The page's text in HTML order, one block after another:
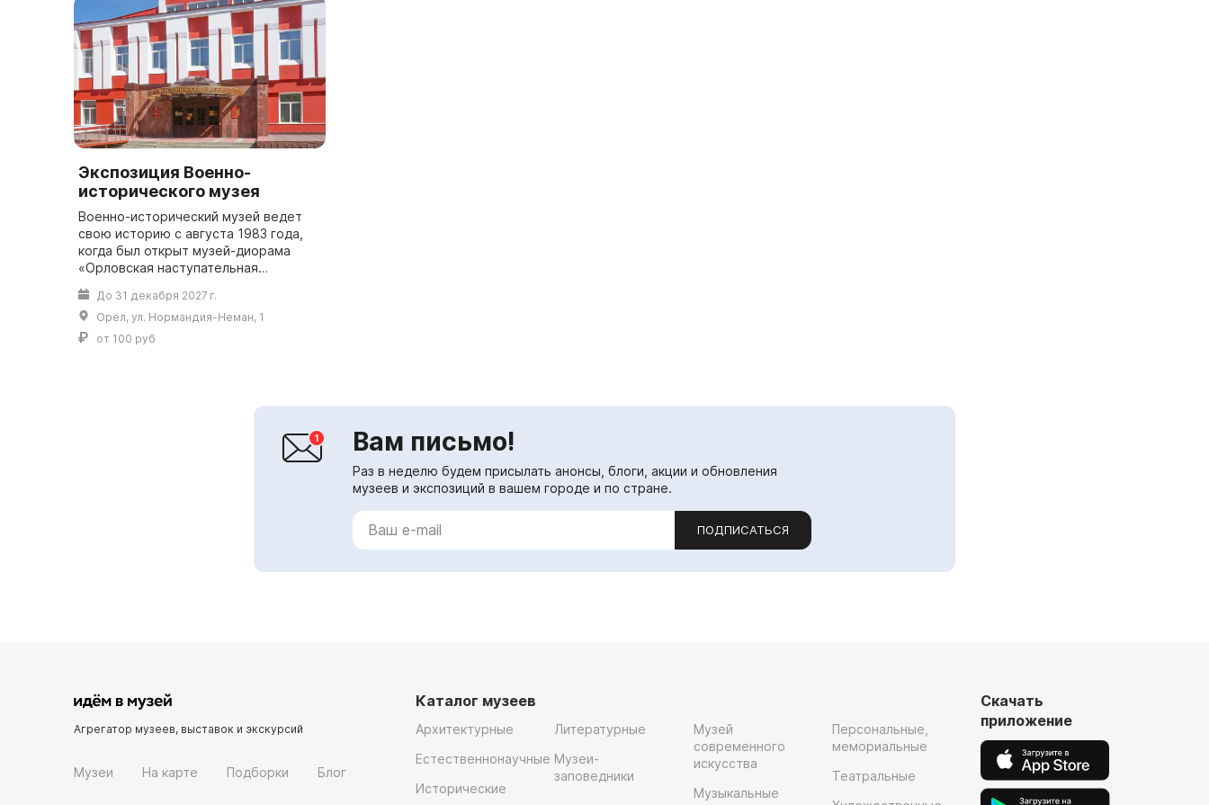
Экспозиция Военно-
исторического музея
Военно-исторический музей ведет
свою историю с августа 1983 года,
когда был открыт музей-диорама
«Орловская наступательная
бывшего особняка купца Чикина,
который являет...
До 31 декабря 2027 г.
Орёл, ул. Нормандия-Неман, 1
от 100 руб
Вам письмо!
Раз в неделю будем присылать анонсы, блоги, акции и обновления
музеев и экспозиций в вашем городе и по стране.
ПОДПИСАТЬСЯ
Агрегатор музеев, выставок и экскурсий
Музеи На карте Подборки Блог
Каталог музеев
Архитектурные
Естественнонаучные
Исторические
Литературные
Музеи-
заповедники
Музей
современного
искусства
Музыкальные
Персональные,
мемориальные
Театральные
Скачать
приложение